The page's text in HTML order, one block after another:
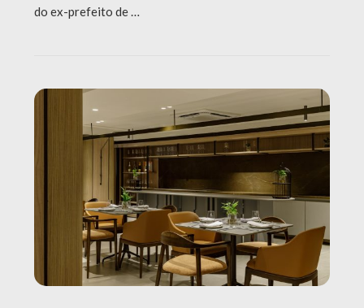
do ex-prefeito de …